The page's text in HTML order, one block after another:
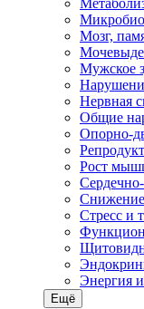
Мозг,
Мужское
Нервная
Общие
Опорно-
Рост
Сердечно-
Снижение
Стресс и
Энергия
Ещё